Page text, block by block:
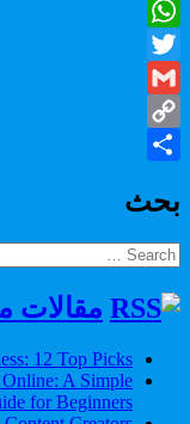
Facebook
WhatsApp
Twitter
Gmail
Copy
بحث
Search
for:
مقالات
12 Top Picks.
A Simple
for Beginners